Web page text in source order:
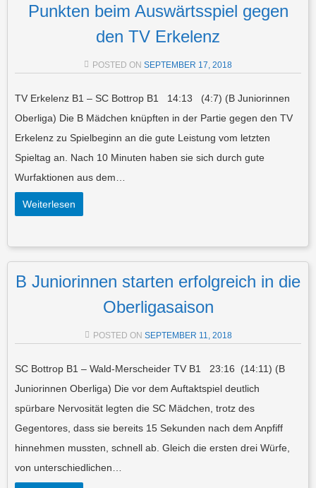
Punkten beim Auswärtsspiel gegen
den TV Erkelenz
POSTED ON SEPTEMBER 17, 2018
TV Erkelenz B1 – SC Bottrop B1 14:13 (4:7) (B Juniorinnen
Oberliga) Die B Mädchen knüpften in der Partie gegen den TV
Erkelenz zu Spielbeginn an die gute Leistung vom letzten
Spieltag an. Nach 10 Minuten haben sie sich durch gute
Wurfaktionen aus dem…
Weiterlesen
B Juniorinnen starten erfolgreich in die
Oberligasaison
POSTED ON SEPTEMBER 11, 2018
SC Bottrop B1 – Wald-Merscheider TV B1 23:16 (14:11) (B
Juniorinnen Oberliga) Die vor dem Auftaktspiel deutlich
spürbare Nervosität legten die SC Mädchen, trotz des
Gegentores, dass sie bereits 15 Sekunden nach dem Anpfiff
hinnehmen mussten, schnell ab. Gleich die ersten drei Würfe,
von unterschiedlichen…